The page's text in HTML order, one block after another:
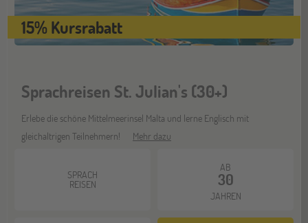
07 Bochum
15% Kursrabatt
Sprachreisen St. Julian's (30+)
Erlebe die schöne Mittelmeerinsel Malta und lerne Englisch mit
gleichaltrigen Teilnehmern!
Mehr dazu
SPRACH
REISEN
AB
30
JAHREN